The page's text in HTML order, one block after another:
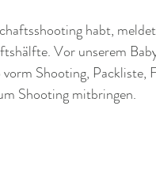
habt,
Vor unserem
Shooting, Packliste,
Shooting mitbringen.